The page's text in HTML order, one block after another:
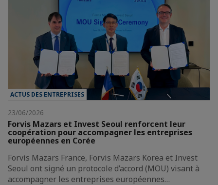
ACTUS DES ENTREPRISES
23/06/2026
Forvis Mazars et Invest Seoul renforcent leur
coopération pour accompagner les entreprises
européennes en Corée
Forvis Mazars France, Forvis Mazars Korea et Invest
Seoul ont signé un protocole d’accord (MOU) visant à
accompagner les entreprises européennes…